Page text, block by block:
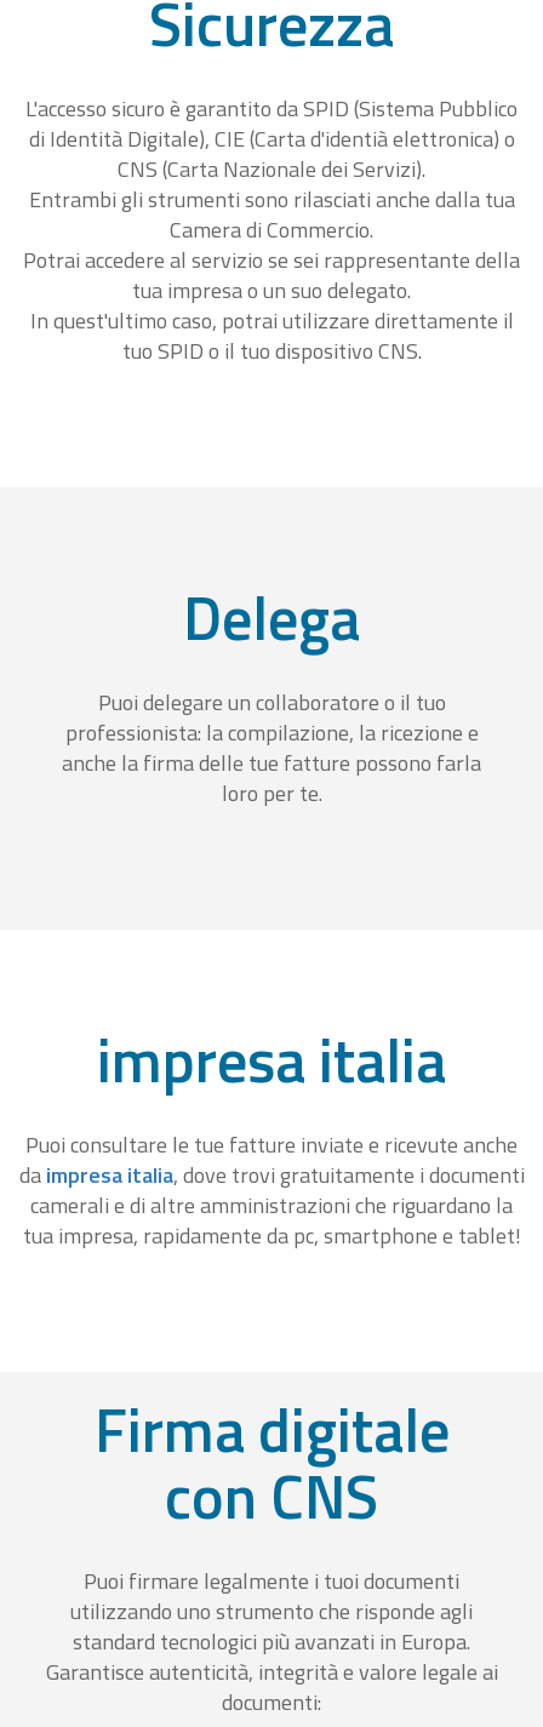
Sicurezza
L'accesso sicuro è garantito da SPID (Sistema Pubblico
di Identità Digitale), CIE (Carta d'identià elettronica) o
CNS (Carta Nazionale dei Servizi).
Entrambi gli strumenti sono rilasciati anche dalla tua
Camera di Commercio.
Potrai accedere al servizio se sei rappresentante della
tua impresa o un suo delegato.
In quest'ultimo caso, potrai utilizzare direttamente il
tuo SPID o il tuo dispositivo CNS.
Delega
Puoi delegare un collaboratore o il tuo
professionista: la compilazione, la ricezione e
anche la firma delle tue fatture possono farla
loro per te.
impresa italia
Puoi consultare le tue fatture inviate e ricevute anche
daimpresa italia, dove trovi gratuitamente i documenti
camerali e di altre amministrazioni che riguardano la
tua impresa, rapidamente da pc, smartphone e tablet!
Firma digitale
con CNS
Puoi firmare legalmente i tuoi documenti
utilizzando uno strumento che risponde agli
standard tecnologici più avanzati in Europa.
Garantisce autenticità, integrità e valore legale ai
documenti: